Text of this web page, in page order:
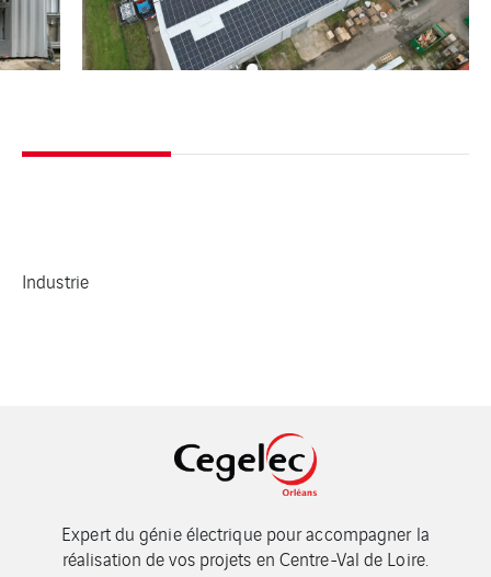
Industrie
Expert du génie électrique pour accompagner la
réalisation de vos projets en Centre-Val de Loire.